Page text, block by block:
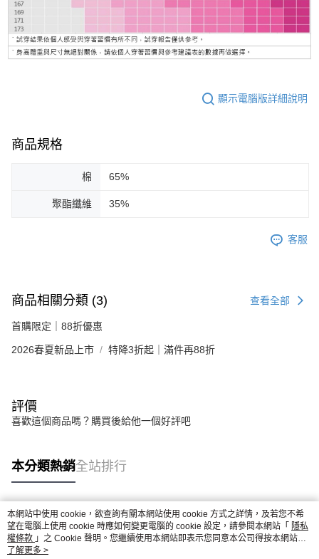
顯示電腦版詳細說明
商品規格
棉 65%
聚酯纖維 35%
客服
商品相關分類 (3) 查看全部
首購限定｜88折優惠
2026春夏新品上市 特降3折起｜滿件再88折
評價
喜歡這個商品嗎？購買後給他一個好評吧
本分類熱銷全站排行
熱門標籤
本網站中使用 cookie，欲查詢有關本網站使用 cookie 方式之詳情，及若您不希
望在電腦上使用 cookie 時應如何變更電腦的 cookie 設定，請參閱本網站「 隱私
權條款 」之 Cookie 聲明。您繼續使用本網站即表示您同意本公司得按本網站使
用條款之 Cookie 聲明使用 cookie。
了解更多 >